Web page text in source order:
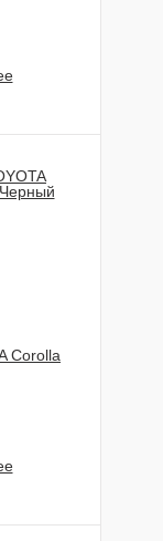
Corolla